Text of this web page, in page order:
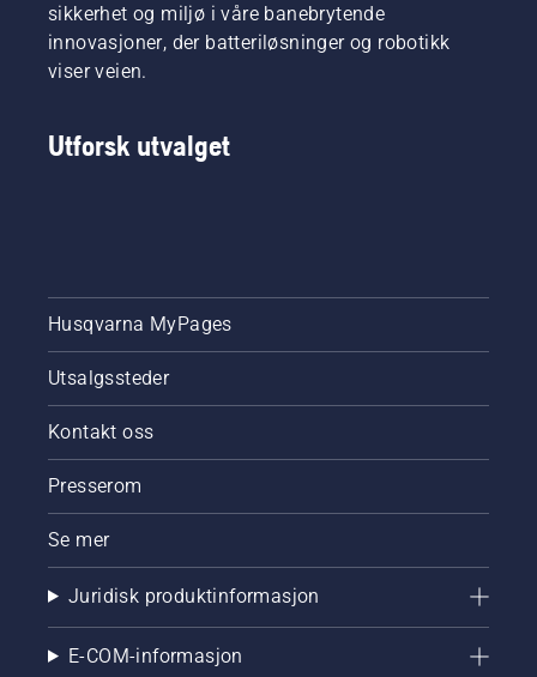
sikkerhet og miljø i våre banebrytende
innovasjoner, der batteriløsninger og robotikk
viser veien.
Utforsk utvalget
Husqvarna MyPages
Utsalgssteder
Kontakt oss
Presserom
Se mer
Juridisk produktinformasjon
E-COM-informasjon